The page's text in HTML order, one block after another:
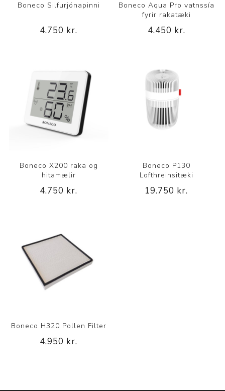
Boneco Silfurjónapinni
4.750 kr.
Boneco Aqua Pro vatnssía
fyrir rakatæki
4.450 kr.
Boneco X200 raka og
hitamælir
4.750 kr.
Boneco P130
Lofthreinsitæki
19.750 kr.
Boneco H320 Pollen Filter
4.950 kr.